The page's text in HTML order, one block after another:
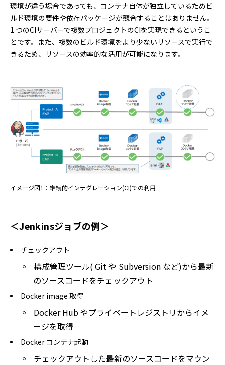
環境が違う場合であっても、コンテナ自体が独立しているためビ
ルド環境の要件や依存パッケージが競合することはありません。
1 つのCIサーバーで複数プロジェクトのCIを実現できるというこ
とです。また、複数のビルド環境をより少ないリソースで実行で
きるため、リソースの効率的な活用が可能になります。
イメージ図1：継続的インテグレーション(CI)での利用
＜Jenkinsジョブの例＞
チェックアウト
構成管理ツール( Git や Subversion など)から最新
のソースコードをチェックアウト
Docker image 取得
Docker Hub やプライベートレジストリからイメ
ージを取得
Docker コンテナ起動
チェックアウトした最新のソースコードをマウン